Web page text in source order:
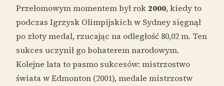
Przełomowym momentem był rok 2000, kiedy to
podczas Igrzysk Olimpijskich w Sydney sięgnął
po złoty medal, rzucając na odległość 80,02 m. Ten
sukces uczynił go bohaterem narodowym.
Kolejne lata to pasmo sukcesów: mistrzostwo
świata w Edmonton (2001), medale mistrzostw